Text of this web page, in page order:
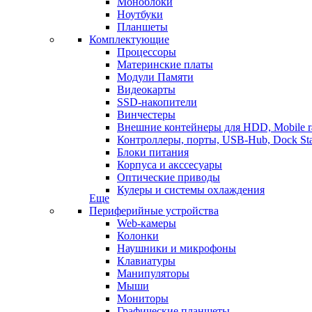
Ноутбуки
Планшеты
Комплектующие
Процессоры
Материнские платы
Модули Памяти
Видеокарты
SSD-накопители
Винчестеры
Внешние контейнеры для HDD, Mobile
Контроллеры, порты, USB-Hub, Dock
Блоки питания
Корпуса и акссесуары
Оптические приводы
Кулеры и системы охлаждения
Еще
Периферийные устройства
Web-камеры
Колонки
Наушники и микрофоны
Клавиатуры
Манипуляторы
Мыши
Мониторы